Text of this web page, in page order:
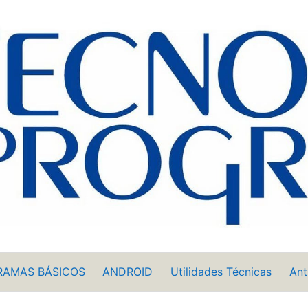
BÁSICOS ANDROID Utilidades Técnicas